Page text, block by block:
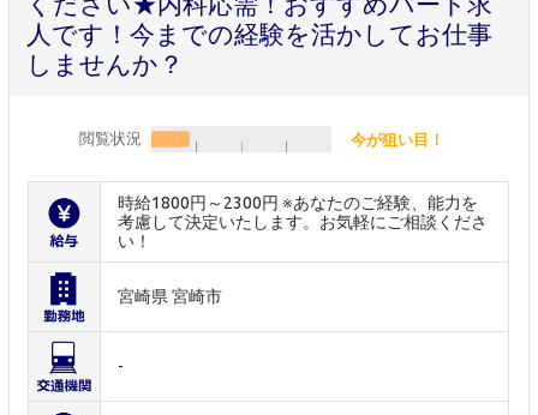
人です！今までの経験を活かしてお仕事
しませんか？
閲覧状況 今が狙い目！
時給1800円～2300円 ※あなたのご経験、能力を
考慮して決定いたします。お気軽にご相談くださ
い！
宮崎県 宮崎市
-